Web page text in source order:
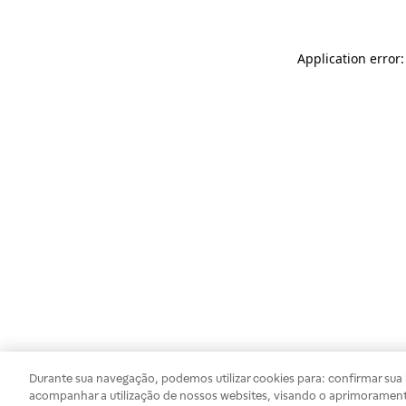
Application
Durante sua navegação, podemos utilizar cookies para: confirmar
acompanhar a utilização de nossos websites, visando o